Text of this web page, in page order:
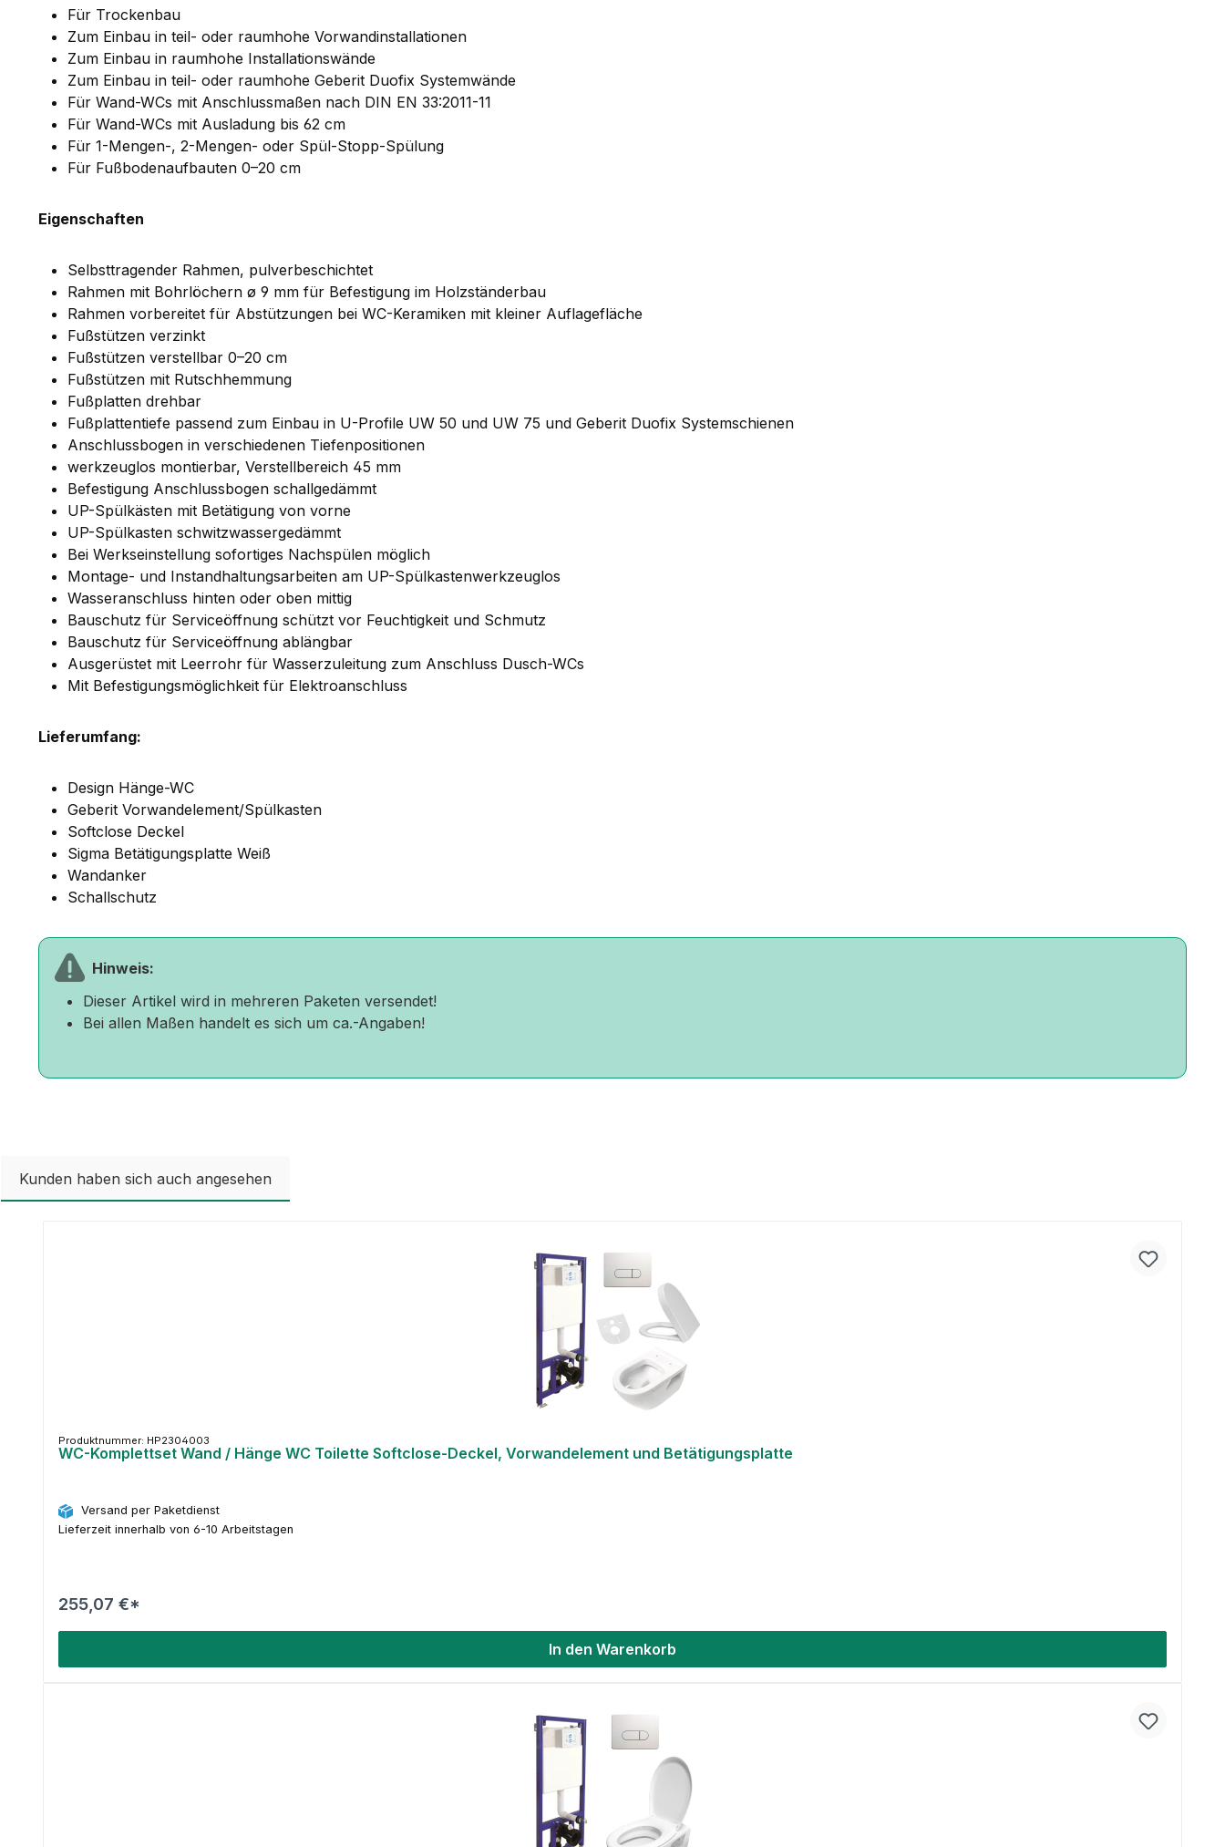
Für Trockenbau
Zum Einbau in teil- oder raumhohe Vorwandinstallationen
Zum Einbau in raumhohe Installationswände
Zum Einbau in teil- oder raumhohe Geberit Duofix Systemwände
Für Wand-WCs mit Anschlussmaßen nach DIN EN 33:2011-11
Für Wand-WCs mit Ausladung bis 62 cm
Für 1-Mengen-, 2-Mengen- oder Spül-Stopp-Spülung
Für Fußbodenaufbauten 0–20 cm
Eigenschaften
Selbsttragender Rahmen, pulverbeschichtet
Rahmen mit Bohrlöchern ø 9 mm für Befestigung im Holzständerbau
Rahmen vorbereitet für Abstützungen bei WC-Keramiken mit kleiner Auflagefläche
Fußstützen verzinkt
Fußstützen verstellbar 0–20 cm
Fußstützen mit Rutschhemmung
Fußplatten drehbar
Fußplattentiefe passend zum Einbau in U-Profile UW 50 und UW 75 und Geberit Duofix Systemschienen
Anschlussbogen in verschiedenen Tiefenpositionen
werkzeuglos montierbar, Verstellbereich 45 mm
Befestigung Anschlussbogen schallgedämmt
UP-Spülkästen mit Betätigung von vorne
UP-Spülkasten schwitzwassergedämmt
Bei Werkseinstellung sofortiges Nachspülen möglich
Montage- und Instandhaltungsarbeiten am UP-Spülkastenwerkzeuglos
Wasseranschluss hinten oder oben mittig
Bauschutz für Serviceöffnung schützt vor Feuchtigkeit und Schmutz
Bauschutz für Serviceöffnung ablängbar
Ausgerüstet mit Leerrohr für Wasserzuleitung zum Anschluss Dusch-WCs
Mit Befestigungsmöglichkeit für Elektroanschluss
Lieferumfang:
Design Hänge-WC
Geberit Vorwandelement/Spülkasten
Softclose Deckel
Sigma Betätigungsplatte Weiß
Wandanker
Schallschutz
Hinweis:
Dieser Artikel wird in mehreren Paketen versendet!
Bei allen Maßen handelt es sich um ca.-Angaben!
Kunden haben sich auch angesehen
Produktnummer: HP2304003
WC-Komplettset Wand / Hänge WC Toilette Softclose-Deckel, Vorwandelement und Betätigungsplatte
Versand per Paketdienst
Lieferzeit innerhalb von 6-10 Arbeitstagen
255,07 €*
In den Warenkorb